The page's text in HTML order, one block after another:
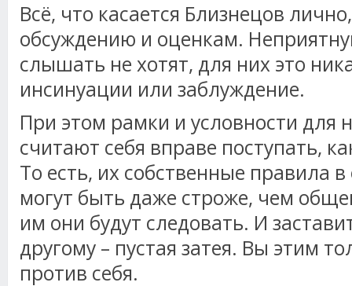
Всё, что касается Близнецов
обсуждению и оценкам.
слышать не хотят, для них это
инсинуации или заблуждение.
При этом рамки и условности для
считают себя вправе поступать,
То есть, их собственные правила
могут быть даже строже, чем
им они будут следовать. И
другому – пустая затея. Вы этим
против себя.